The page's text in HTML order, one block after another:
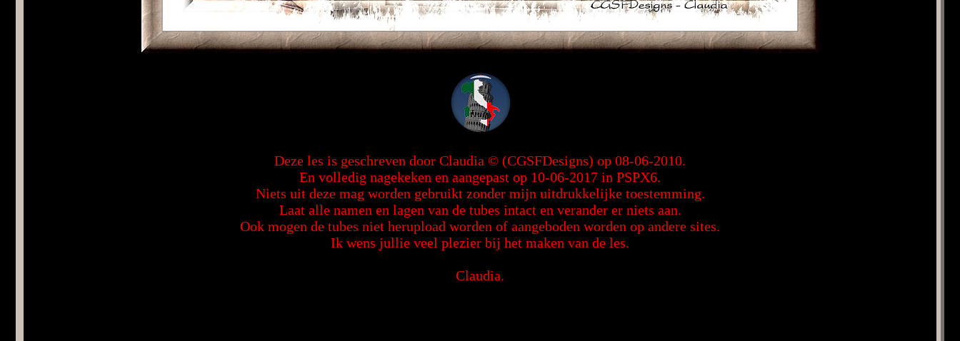
Deze les is geschreven door Claudia © (CGSFDesigns) op 08-06-2010.
En volledig nagekeken en aangepast op 10-06-2017 in PSPX6.
Niets uit deze mag worden gebruikt zonder mijn uitdrukkelijke toestemming.
Laat alle namen en lagen van de tubes intact en verander er niets aan.
Ook mogen de tubes niet herupload worden of aangeboden worden op andere sites.
Ik wens jullie veel plezier bij het maken van de les.
Claudia.